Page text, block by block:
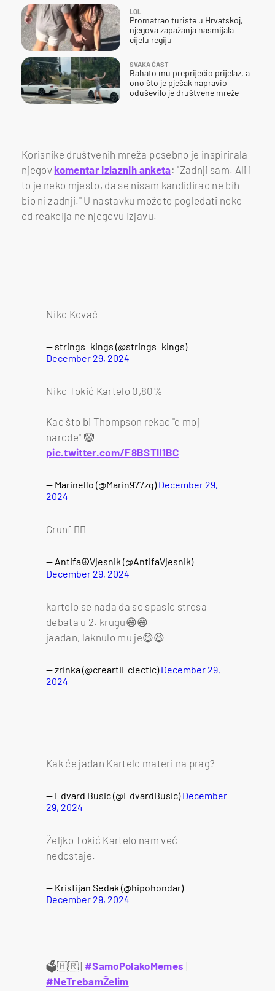
LOL
Promatrao turiste u Hrvatskoj,
njegova zapažanja nasmijala
cijelu regiju
SVAKA ČAST
Bahato mu prepriječio prijelaz, a
ono što je pješak napravio
oduševilo je društvene mreže
Korisnike društvenih mreža posebno je inspirirala
njegov komentar izlaznih anketa: "Zadnji sam. Ali i
to je neko mjesto, da se nisam kandidirao ne bih
bio ni zadnji." U nastavku možete pogledati neke
od reakcija ne njegovu izjavu.
Niko Kovač
— strings_kings (@strings_kings)
December 29, 2024
Niko Tokić Kartelo 0,80%
Kao što bi Thompson rekao "e moj
narode" 🤡
pic.twitter.com/F8BSTlI1BC
— Marinello (@Marin977zg)December 29,
2024
Grunf ❤️‍🔥
— Antifa☮️Vjesnik (@AntifaVjesnik)
December 29, 2024
kartelo se nada da se spasio stresa
debata u 2. krugu😁😁
jaadan, laknulo mu je😄😆
— zrinka (@creartiEclectic)December 29,
2024
Kak će jadan Kartelo materi na prag?
— Edvard Busic (@EdvardBusic)December
29, 2024
Željko Tokić Kartelo nam već
nedostaje.
— Kristijan Sedak (@hipohondar)
December 29, 2024
🗳️🇭🇷 |#SamoPolakoMemes |
#NeTrebamŽelim